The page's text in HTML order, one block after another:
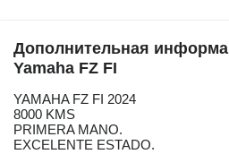
Дополнительная
Yamaha FZ FI
YAMAHA FZ FI 2024
8000 KMS
PRIMERA MANO.
EXCELENTE ESTADO.